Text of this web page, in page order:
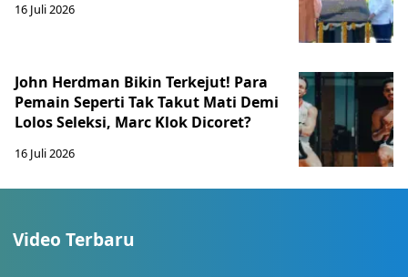
16 Juli 2026
John Herdman Bikin Terkejut! Para
Pemain Seperti Tak Takut Mati Demi
Lolos Seleksi, Marc Klok Dicoret?
16 Juli 2026
Video Terbaru